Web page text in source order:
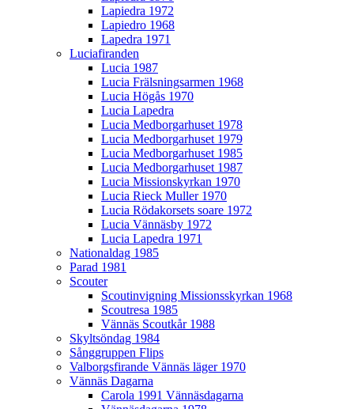
Lapiedra 1972
Lapiedro 1968
Lapedra 1971
Luciafiranden
Lucia 1987
Lucia Frälsningsarmen 1968
Lucia Högås 1970
Lucia Lapedra
Lucia Medborgarhuset 1978
Lucia Medborgarhuset 1979
Lucia Medborgarhuset 1985
Lucia Medborgarhuset 1987
Lucia Missionskyrkan 1970
Lucia Rieck Muller 1970
Lucia Rödakorsets soare 1972
Lucia Vännäsby 1972
Lucia Lapedra 1971
Nationaldag 1985
Parad 1981
Scouter
Scoutinvigning Missionsskyrkan 1968
Scoutresa 1985
Vännäs Scoutkår 1988
Skyltsöndag 1984
Sånggruppen Flips
Valborgsfirande Vännäs läger 1970
Vännäs Dagarna
Carola 1991 Vännäsdagarna